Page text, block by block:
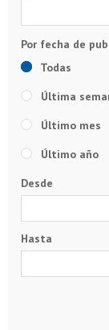
Todas
Última
Último mes
Último año
Desde
Hasta